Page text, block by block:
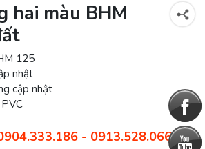
hai màu BHM
125
nhật
cập nhật
PVC
- 0913.528.066